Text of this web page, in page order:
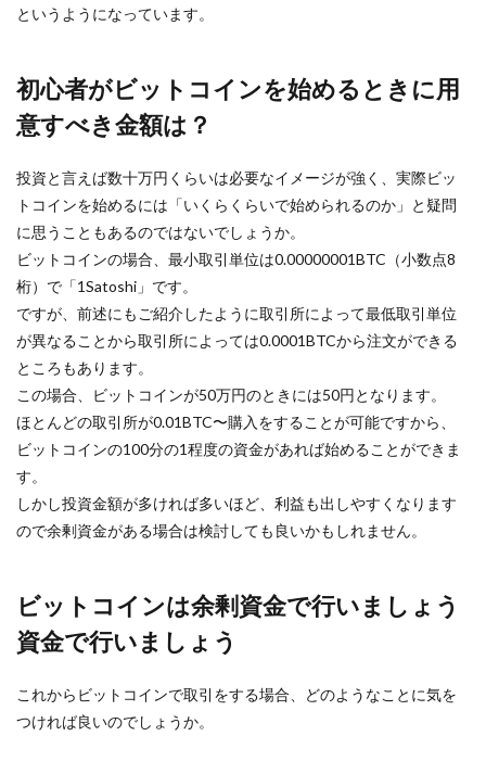
というようになっています。
初心者がビットコインを始めるときに用
意すべき金額は？
投資と言えば数十万円くらいは必要なイメージが強く、実際ビッ
トコインを始めるには「いくらくらいで始められるのか」と疑問
に思うこともあるのではないでしょうか。
ビットコインの場合、最小取引単位は0.00000001BTC（小数点8
桁）で「1Satoshi」です。
ですが、前述にもご紹介したように取引所によって最低取引単位
が異なることから取引所によっては0.0001BTCから注文ができる
ところもあります。
この場合、ビットコインが50万円のときには50円となります。
ほとんどの取引所が0.01BTC〜購入をすることが可能ですから、
ビットコインの100分の1程度の資金があれば始めることができま
す。
しかし投資金額が多ければ多いほど、利益も出しやすくなります
ので余剰資金がある場合は検討しても良いかもしれません。
ビットコインは余剰資金で行いましょう
資金で行いましょう
これからビットコインで取引をする場合、どのようなことに気を
つければ良いのでしょうか。